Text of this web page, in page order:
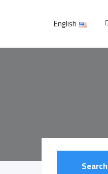
English
Search